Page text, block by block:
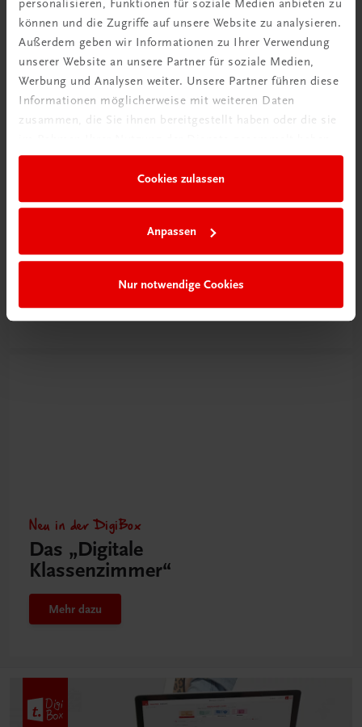
personalisieren, Funktionen für soziale Medien anbieten zu
können und die Zugriffe auf unsere Website zu analysieren.
Außerdem geben wir Informationen zu Ihrer Verwendung
unserer Website an unsere Partner für soziale Medien,
Werbung und Analysen weiter. Unsere Partner führen diese
Informationen möglicherweise mit weiteren Daten
zusammen, die Sie ihnen bereitgestellt haben oder die sie
Cookies zulassen
Anpassen
Nur notwendige Cookies
Ratgeber Schulpraxis
Neu in der DigiBox
Das „Digitale
Klassenzimmer“
Mehr dazu